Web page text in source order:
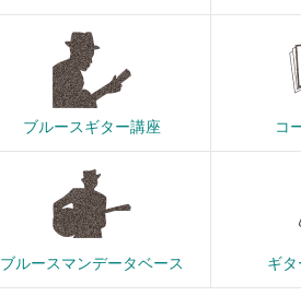
ブルースギター講座 コ
ブルースマンデータベース ギ